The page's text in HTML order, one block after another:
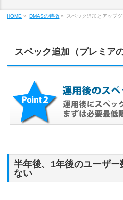
HOME » DMASの特徴 » スペック追加とアップ
スペック追加（プレミア
半年後、1年後のユーザ
ない